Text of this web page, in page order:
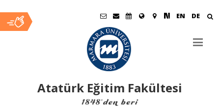
EN DE
Atatürk Eğitim Fakültesi